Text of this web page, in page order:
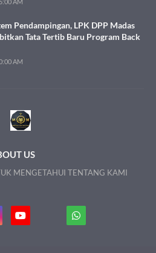
Pendampingan, LPK DPP Madas
Tata Tertib Baru Program Back
AM
US
MENGETAHUI TENTANG KAMI